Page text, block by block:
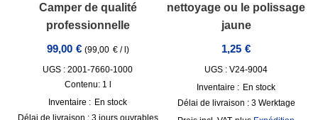
Camper de qualité
professionnelle
99,00 € (99,00 €/l)
UGS : 2001-7660-1000
Contenu: 1
Inventaire : En stock
Délai de livraison : 3 jours ouvrables
nettoyage ou le polissage
jaune
1,25 €
UGS : V24-9004
Inventaire : En stock
Délai de livraison : 3 Werktage